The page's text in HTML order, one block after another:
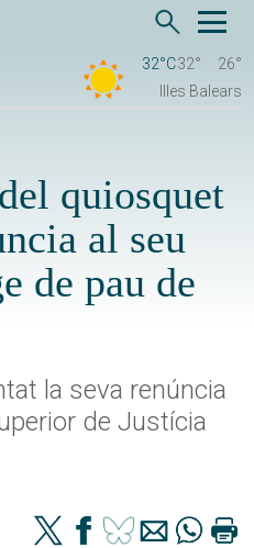
32°C32°
26°
Illes Balears
quiosquet
al seu
de pau de
la seva renúncia
de Justícia